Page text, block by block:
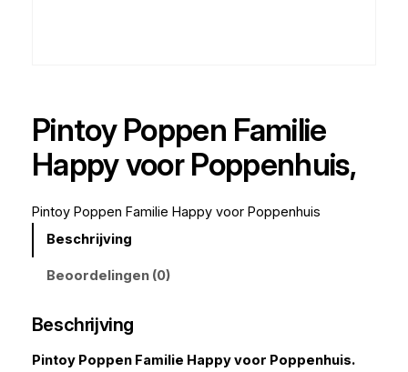
Pintoy Poppen Familie
Happy voor Poppenhuis,
Pintoy Poppen Familie Happy voor Poppenhuis
Beschrijving
Beoordelingen (0)
Beschrijving
Pintoy Poppen Familie Happy voor Poppenhuis.